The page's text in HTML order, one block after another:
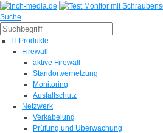
Suche
IT-Produkte
Firewall
aktive Firewall
Standortvernetzung
Monitoring
Ausfallschutz
Netzwerk
Verkabelung
Prüfung und Überwachung